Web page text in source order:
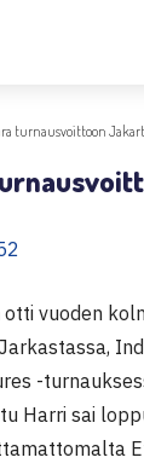
turnausvoittoon
otti vuoden
-
Harri sai